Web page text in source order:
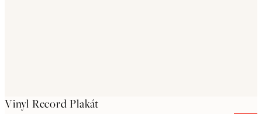
Vinyl Record Plakát